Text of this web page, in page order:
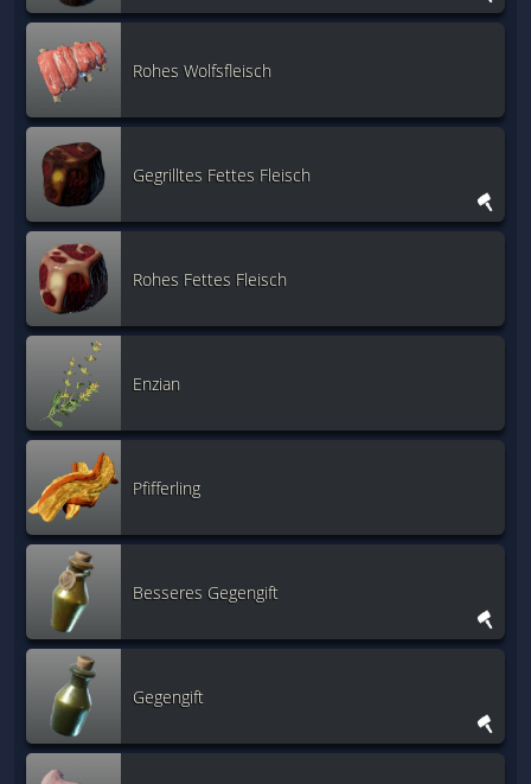
Rohes Wolfsfleisch
Gegrilltes Fettes Fleisch
Rohes Fettes Fleisch
Enzian
Pfifferling
Besseres Gegengift
Gegengift